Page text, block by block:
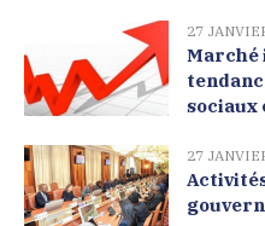
27
Marché
sociaux
27